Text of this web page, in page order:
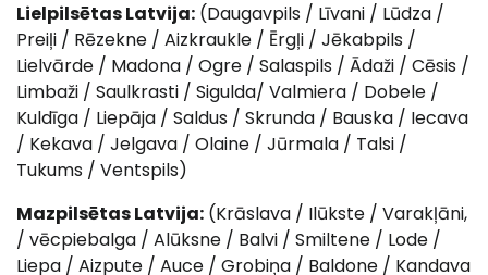
Lielpilsētas Latvija: (Daugavpils / Līvani / Lūdza /
Preiļi / Rēzekne / Aizkraukle / Ērgļi / Jēkabpils /
Lielvārde / Madona / Ogre / Salaspils / Ādaži / Cēsis /
Limbaži / Saulkrasti / Sigulda/ Valmiera / Dobele /
Kuldīga / Liepāja / Saldus / Skrunda / Bauska / Iecava
/ Kekava / Jelgava / Olaine / Jūrmala / Talsi /
Tukums / Ventspils)
Mazpilsētas Latvija: (Krāslava / Ilūkste / Varakļāni,
/ vēcpiebalga / Alūksne / Balvi / Smiltene / Lode /
Liepa / Aizpute / Auce / Grobiņa / Baldone / Kandava